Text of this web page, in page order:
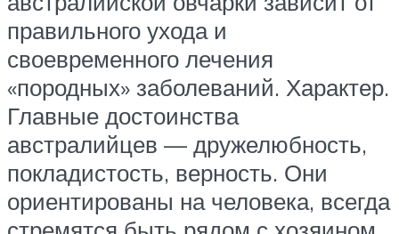
правильного ухода и
своевременного лечения
«породных» заболеваний. Характер.
Главные достоинства
австралийцев — дружелюбность,
покладистость, верность. Они
ориентированы на человека, всегда